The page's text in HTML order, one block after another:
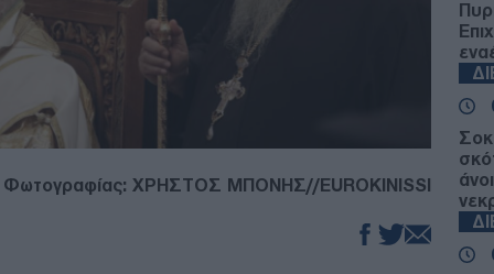
Φωτογραφίας: ΧΡΗΣΤΟΣ ΜΠΟΝΗΣ//EUROKINISSI
Σοκ